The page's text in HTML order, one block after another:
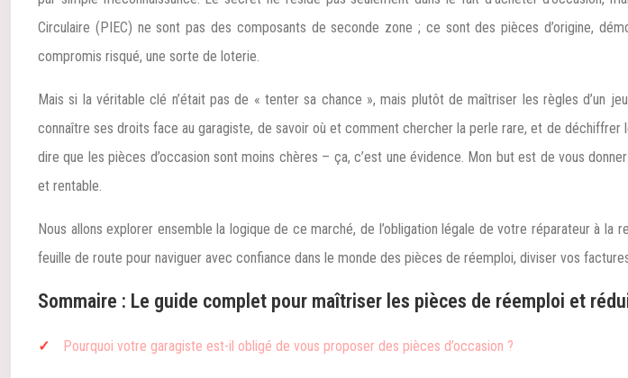
Circulaire (PIEC) ne sont pas des composants de seconde zone ; ce sont des pièces d’origine,
compromis risqué, une sorte de loterie.
Mais si la véritable clé n’était pas de « tenter sa chance », mais plutôt de maîtriser les règles d’un
connaître ses droits face au garagiste, de savoir où et comment chercher la perle rare, et de déchiffrer
dire que les pièces d’occasion sont moins chères – ça, c’est une évidence. Mon but est de vous
et rentable.
Nous allons explorer ensemble la logique de ce marché, de l’obligation légale de votre réparateur à
feuille de route pour naviguer avec confiance dans le monde des pièces de réemploi, diviser vos
Sommaire : Le guide complet pour maîtriser les pièces de réemploi et
Pourquoi votre garagiste est-il obligé de vous proposer des pièces d’occasion ?